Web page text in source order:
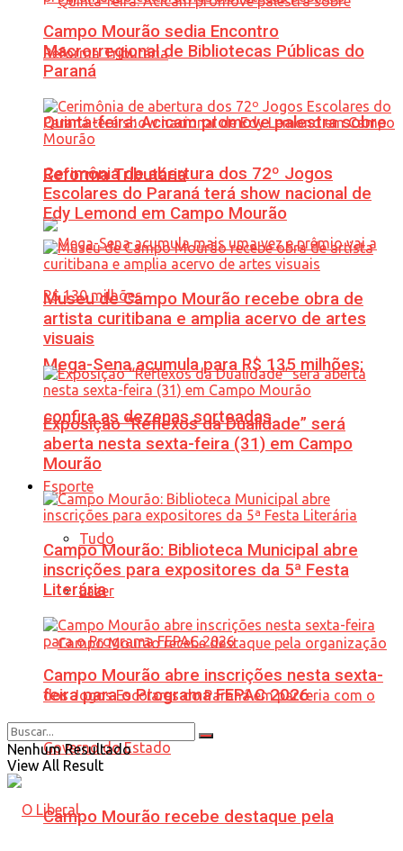
Quinta-feira: Acicam promove palestra sobre
Reforma Tributária
Mega-Sena acumula para R$ 135 milhões;
confira as dezenas sorteadas
Esporte
Tudo
Lazer
Campo Mourão recebe destaque pela
Campo Mourão sedia Encontro
Macrorregional de Bibliotecas Públicas do
Paraná
Cerimônia de abertura dos 72º Jogos
Escolares do Paraná terá show nacional de
Edy Lemond em Campo Mourão
Museu de Campo Mourão recebe obra de
artista curitibana e amplia acervo de artes
visuais
Exposição “Reflexos da Dualidade” será
aberta nesta sexta-feira (31) em Campo
Mourão
Campo Mourão: Biblioteca Municipal abre
inscrições para expositores da 5ª Festa
Literária
Campo Mourão abre inscrições nesta sexta-
feira para o Programa FEPAC 2026
Nenhum Resultado
View All Result